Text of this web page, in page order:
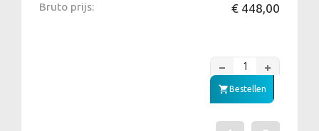
Bruto prijs: € 448,00
Bestellen